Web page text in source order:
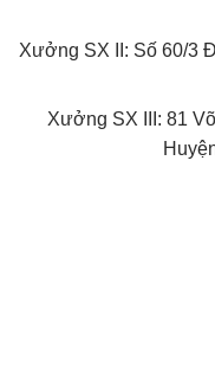
Xưởng SX II: Số 60/3
Xưởng SX III: 81